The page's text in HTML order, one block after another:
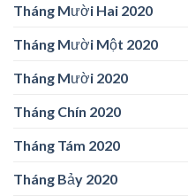
Tháng Mười Hai 2020
Tháng Mười Một 2020
Tháng Mười 2020
Tháng Chín 2020
Tháng Tám 2020
Tháng Bảy 2020